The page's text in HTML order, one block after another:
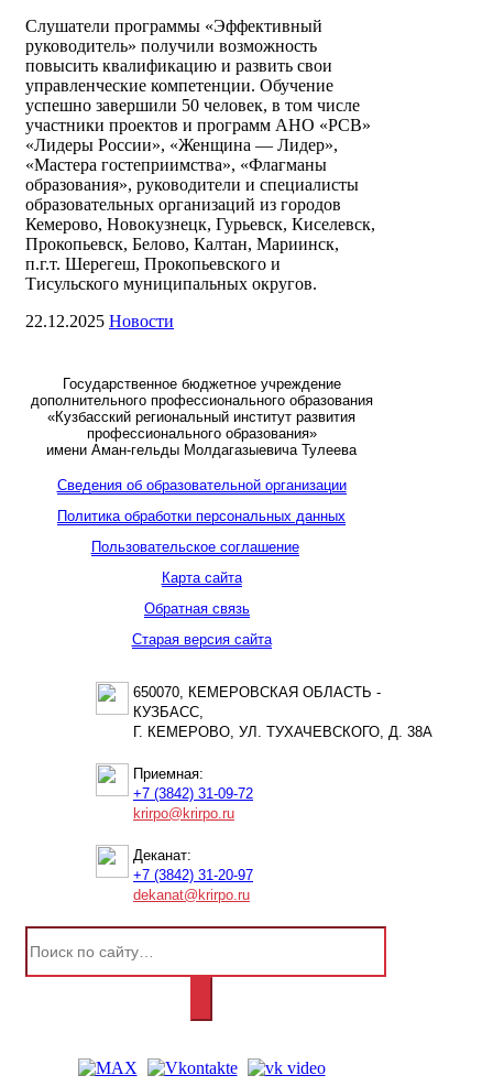
Слушатели программы «Эффективный
руководитель» получили возможность
повысить квалификацию и развить свои
управленческие компетенции. Обучение
успешно завершили 50 человек, в том числе
участники проектов и программ АНО «РСВ»
«Лидеры России», «Женщина — Лидер»,
«Мастера гостеприимства», «Флагманы
образования», руководители и специалисты
образовательных организаций из городов
Кемерово, Новокузнецк, Гурьевск, Киселевск,
Прокопьевск, Белово, Калтан, Мариинск,
п.г.т. Шерегеш, Прокопьевского и
Тисульского муниципальных округов.
22.12.2025 Новости
Государственное бюджетное учреждение
дополнительного профессионального образования
«Кузбасский региональный институт развития
профессионального образования»
имени Аман-гельды Молдагазыевича Тулеева
Сведения об образовательной организации
Политика обработки персональных данных
Пользовательское соглашение
Карта сайта
Обратная связь
Старая версия сайта
650070, КЕМЕРОВСКАЯ ОБЛАСТЬ -
КУЗБАСС,
Г. КЕМЕРОВО, УЛ. ТУХАЧЕВСКОГО, Д. 38А
Приемная:
+7 (3842) 31-09-72
krirpo@krirpo.ru
Деканат:
+7 (3842) 31-20-97
dekanat@krirpo.ru